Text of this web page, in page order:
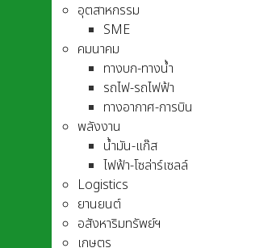
อุตสาหกรรม
SME
คมนาคม
ทางบก-ทางน้ำ
รถไฟ-รถไฟฟ้า
ทางอากาศ-การบิน
พลังงาน
น้ำมัน-แก๊ส
ไฟฟ้า-โซล่าร์เซลล์
Logistics
ยานยนต์
อสังหาริมทรัพย์ฯ
เกษตร